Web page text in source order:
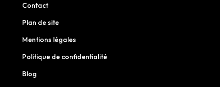
Contact
Plan de site
Mentions légales
Politique de confidentialité
Blog